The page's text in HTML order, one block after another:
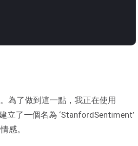
為了做到這一點，我正在使用
立了一個名為 ‘StanfordSentiment’
感。